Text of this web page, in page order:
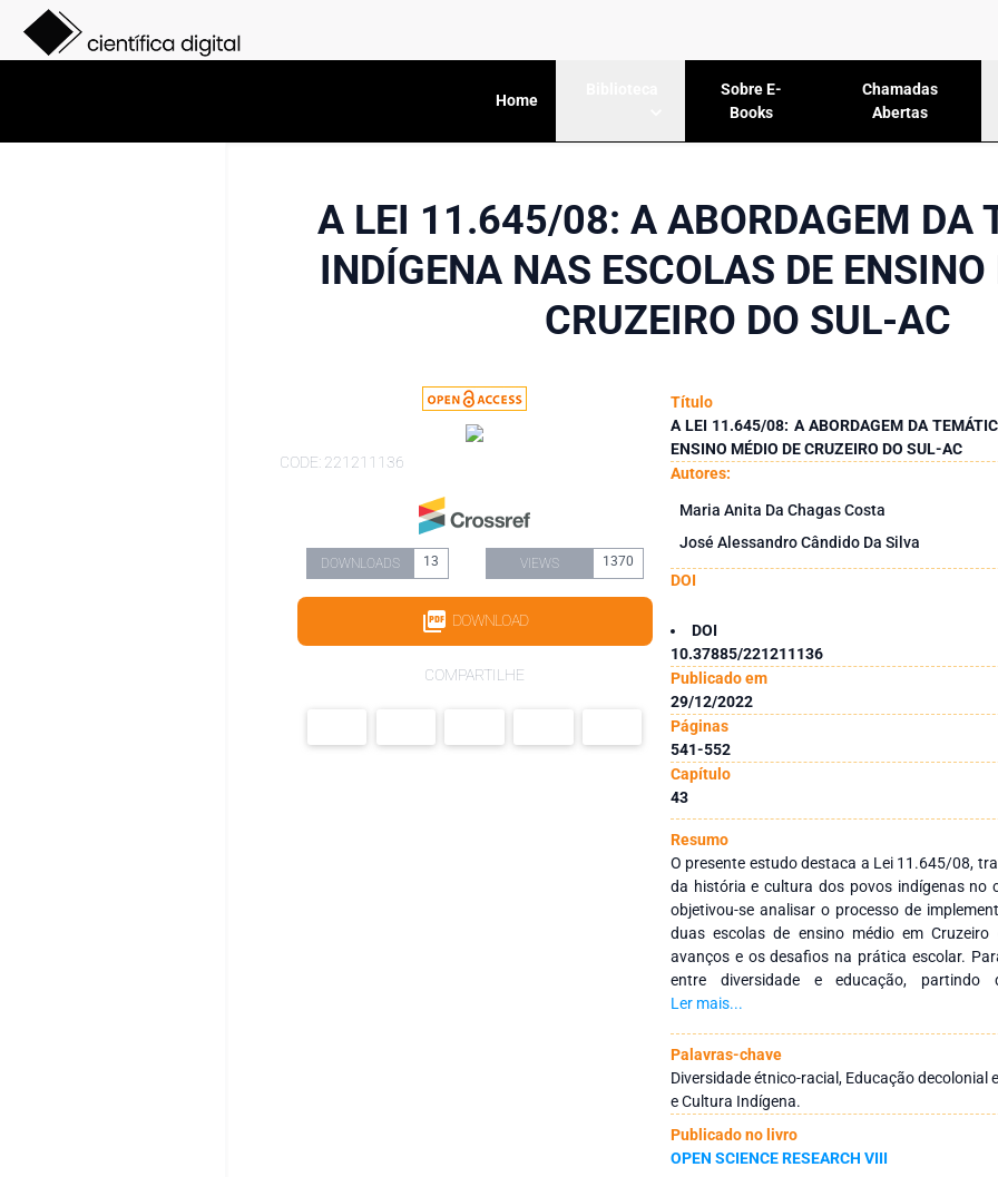
Home
Sobre E-
Books
Chamadas
Abertas
A LEI 11.645/08: A ABORDAGEM DA
INDÍGENA NAS ESCOLAS DE ENSINO
CRUZEIRO DO SUL-AC
CODE: 221211136
DOWNLOADS 13 VIEWS 1370
DOWNLOAD
COMPARTILHE
Título
A LEI 11.645/08: A ABORDAGEM DA
ENSINO MÉDIO DE CRUZEIRO DO SUL-AC
Autores:
Maria Anita Da Chagas Costa
José Alessandro Cândido Da Silva
DOI
DOI
10.37885/221211136
Publicado em
29/12/2022
Páginas
541-552
Capítulo
43
Resumo
O presente estudo destaca a Lei 11.645/08,
da história e cultura dos povos indígenas no
objetivou-se analisar o processo de
duas escolas de ensino médio em
avanços e os desafios na prática escolar.
entre diversidade e educação, partindo
quantitativa, por meio de uma pesquisa de
evidenciaram que as práticas pedagógicas
da pesquisa, na maioria das vezes,
proposta curricular, embora não se possa
indígena faça parte do cotidiano das duas
Ademais, foram percebidas lacunas em
dos professores sobre a temática. Contudo,
Ler mais...
Palavras-chave
Diversidade étnico-racial, Educação decolonial
e Cultura Indígena.
Publicado no livro
OPEN SCIENCE RESEARCH VIII